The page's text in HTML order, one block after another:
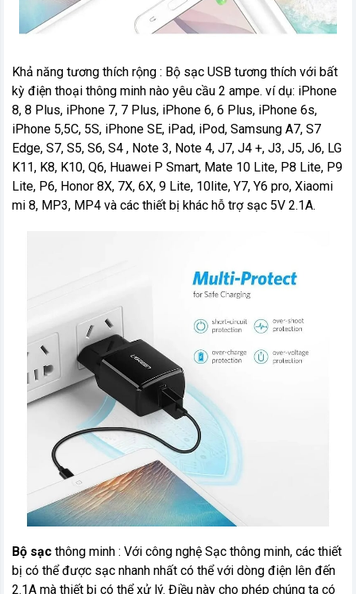
Khả năng tương thích rộng : Bộ sạc USB tương thích với bất
kỳ điện thoại thông minh nào yêu cầu 2 ampe. ví dụ: iPhone
8, 8 Plus, iPhone 7, 7 Plus, iPhone 6, 6 Plus, iPhone 6s,
iPhone 5,5C, 5S, iPhone SE, iPad, iPod, Samsung A7, S7
Edge, S7, S5, S6, S4 , Note 3, Note 4, J7, J4 +, J3, J5, J6, LG
K11, K8, K10, Q6, Huawei P Smart, Mate 10 Lite, P8 Lite, P9
Lite, P6, Honor 8X, 7X, 6X, 9 Lite, 10lite, Y7, Y6 pro, Xiaomi
mi 8, MP3, MP4 và các thiết bị khác hỗ trợ sạc 5V 2.1A.
Bộ sạc thông minh : Với công nghệ Sạc thông minh, các thiết
bị có thể được sạc nhanh nhất có thể với dòng điện lên đến
2.1A mà thiết bị có thể xử lý. Điều này cho phép chúng ta có